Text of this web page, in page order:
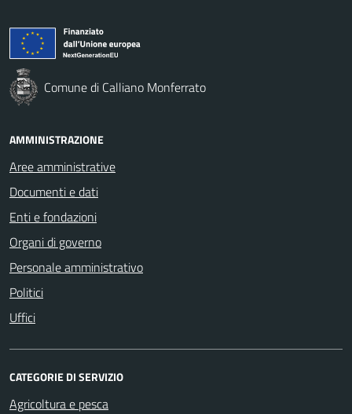
Comune di Calliano Monferrato
AMMINISTRAZIONE
Aree amministrative
Documenti e dati
Enti e fondazioni
Organi di governo
Personale amministrativo
Politici
Uffici
CATEGORIE DI SERVIZIO
Agricoltura e pesca